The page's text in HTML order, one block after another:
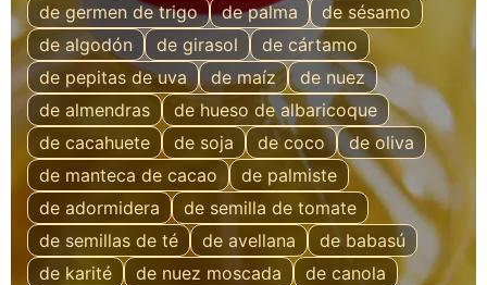
de germen de trigo
de palma
de sésamo
de algodón
de girasol
de cártamo
de pepitas de uva
de maíz
de nuez
de almendras
de hueso de albaricoque
de cacahuete
de soja de coco
de oliva
de manteca de cacao
de palmiste
de adormidera
de semilla de tomate
de semillas de té
de avellana
de babasú
de karité
de nuez moscada
de canola